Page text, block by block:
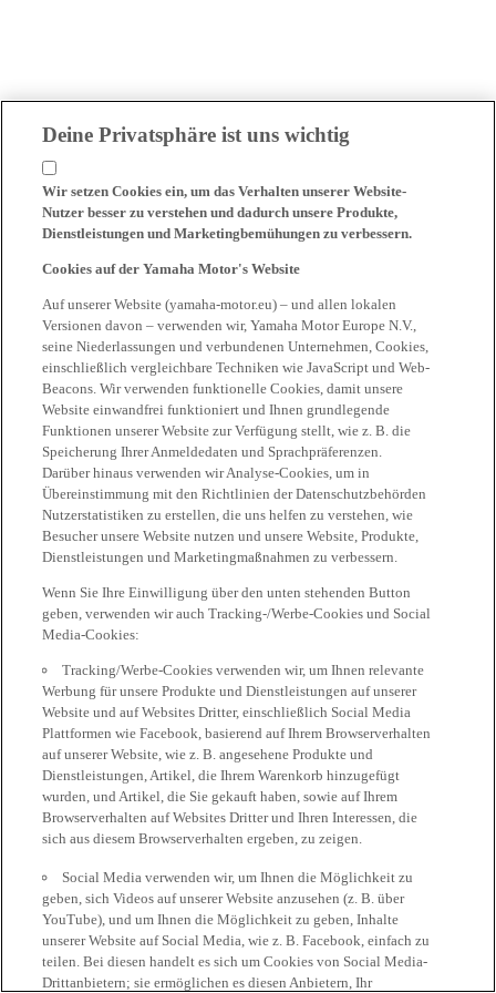
Deine Privatsphäre ist uns wichtig
Wir setzen Cookies ein, um das Verhalten unserer Website-
Nutzer besser zu verstehen und dadurch unsere Produkte,
Dienstleistungen und Marketingbemühungen zu verbessern.
Cookies auf der Yamaha Motor's Website
Auf unserer Website (yamaha-motor.eu) – und allen lokalen
Versionen davon – verwenden wir, Yamaha Motor Europe N.V.,
seine Niederlassungen und verbundenen Unternehmen, Cookies,
einschließlich vergleichbare Techniken wie JavaScript und Web-
Beacons. Wir verwenden funktionelle Cookies, damit unsere
Website einwandfrei funktioniert und Ihnen grundlegende
Funktionen unserer Website zur Verfügung stellt, wie z. B. die
Speicherung Ihrer Anmeldedaten und Sprachpräferenzen.
Darüber hinaus verwenden wir Analyse-Cookies, um in
Übereinstimmung mit den Richtlinien der Datenschutzbehörden
Nutzerstatistiken zu erstellen, die uns helfen zu verstehen, wie
Besucher unsere Website nutzen und unsere Website, Produkte,
Dienstleistungen und Marketingmaßnahmen zu verbessern.
Wenn Sie Ihre Einwilligung über den unten stehenden Button
geben, verwenden wir auch Tracking-/Werbe-Cookies und Social
Media-Cookies:
Tracking/Werbe-Cookies verwenden wir, um Ihnen relevante
Werbung für unsere Produkte und Dienstleistungen auf unserer
Website und auf Websites Dritter, einschließlich Social Media
Plattformen wie Facebook, basierend auf Ihrem Browserverhalten
auf unserer Website, wie z. B. angesehene Produkte und
Dienstleistungen, Artikel, die Ihrem Warenkorb hinzugefügt
wurden, und Artikel, die Sie gekauft haben, sowie auf Ihrem
Browserverhalten auf Websites Dritter und Ihren Interessen, die
sich aus diesem Browserverhalten ergeben, zu zeigen.
Social Media verwenden wir, um Ihnen die Möglichkeit zu
geben, sich Videos auf unserer Website anzusehen (z. B. über
YouTube), und um Ihnen die Möglichkeit zu geben, Inhalte
unserer Website auf Social Media, wie z. B. Facebook, einfach zu
teilen. Bei diesen handelt es sich um Cookies von Social Media-
Drittanbietern; sie ermöglichen es diesen Anbietern, Ihr